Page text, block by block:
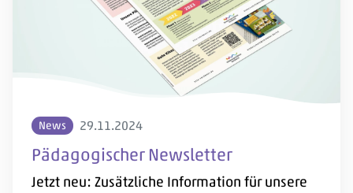
News 29.11.2024
Pädagogischer Newsletter
Jetzt neu: Zusätzliche Information für unsere